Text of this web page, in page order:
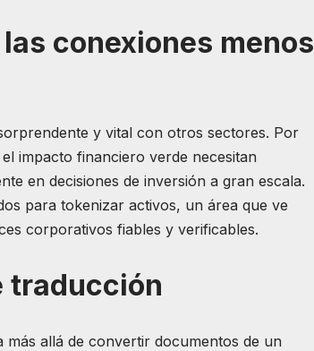
conexiones menos
y vital con otros sectores. Por
impacto financiero verde necesitan
en decisiones de inversión a gran escala.
para tokenizar activos, un área que ve
corporativos fiables y verificables.
traducción
allá de convertir documentos de un